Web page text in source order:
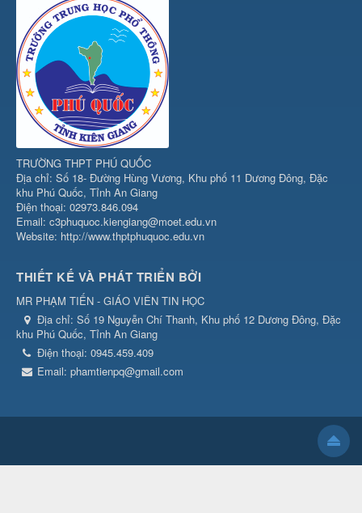
TRƯỜNG THPT PHÚ QUỐC
Địa chỉ: Số 18- Đường Hùng Vương, Khu phố 11 Dương Đông, Đặc
khu Phú Quốc, Tỉnh An Giang
Điện thoại: 02973.846.094
Email: c3phuquoc.kiengiang@moet.edu.vn
Website: http://www.thptphuquoc.edu.vn
THIẾT KẾ VÀ PHÁT TRIỂN BỞI
MR PHẠM TIẾN - GIÁO VIÊN TIN HỌC
Địa chỉ: Số 19 Nguyễn Chí Thanh, Khu phố 12 Dương Đông, Đặc
khu Phú Quốc, Tỉnh An Giang
Điện thoại: 0945.459.409
Email: phamtienpq@gmail.com